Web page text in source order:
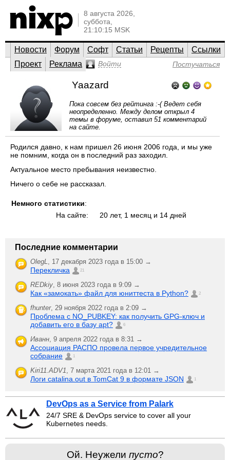
8 августа 2026,
суббота,
21:10:15 MSK
Новости Форум Софт Статьи Рецепты
Ссылки
Проект
Реклама Войти Постучаться
Yaazard
Пока совсем без рейтинга :-( Ведет себя
неопределенно. Между делом открыл 4
темы в форуме, оставил 51 комментарий
на сайте.
Родился давно, к нам пришел 26 июня 2006 года, и мы уже
не помним, когда он в последний раз заходил.
Актуальное место пребывания неизвестно.
Ничего о себе не рассказал.
Немного статистики:
На сайте:
20 лет, 1 месяц и 14 дней
Последние комментарии
OlegL, 17 декабря 2023 года в 15:00 →
Перекличка 21
REDkiy, 8 июня 2023 года в 9:09 →
Как «замокать» файл для юниттеста в Python? 2
fhunter, 29 ноября 2022 года в 2:09 →
Проблема с NO_PUBKEY: как получить GPG-ключ и
добавить его в базу apt?
6
Иванн, 9 апреля 2022 года в 8:31 →
Ассоциация РАСПО провела первое учредительное
собрание
1
Kiri11.ADV1, 7 марта 2021 года в 12:01 →
Логи catalina.out в TomCat 9 в формате JSON 1
DevOps as a Service from Palark
24/7 SRE & DevOps service to cover all your
Kubernetes needs.
Ой. Неужели пусто?